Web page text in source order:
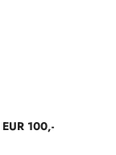
EUR 100,-